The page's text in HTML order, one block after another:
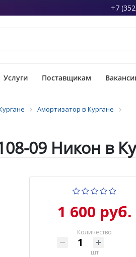
+7
Услуги Поставщикам
Амортизатор в Кургане
09 Никон в
1 600 руб.
Количество
шт